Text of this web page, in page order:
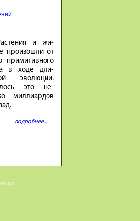
и жи­
про­изошли от
при­ми­тив­ного
в ходе дли­
эволю­ции.
это не­
милли­ар­дов
подробнее...